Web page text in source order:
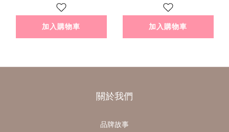
加入購物車 加入購物車
關於我們
品牌故事